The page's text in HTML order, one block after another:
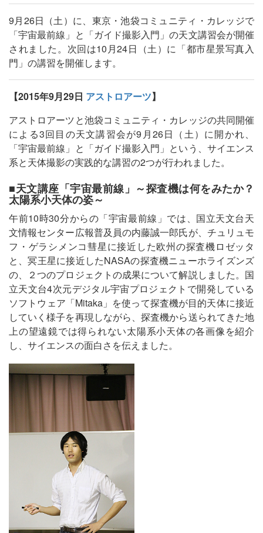
9月26日（土）に、東京・池袋コミュニティ・カレッジで
「宇宙最前線」と「ガイド撮影入門」の天文講習会が開催
されました。次回は10月24日（土）に「都市星景写真入
門」の講習を開催します。
【2015年9月29日 アストロアーツ】
アストロアーツと池袋コミュニティ・カレッジの共同開催
による3回目の天文講習会が9月26日（土）に開かれ、
「宇宙最前線」と「ガイド撮影入門」という、サイエンス
系と天体撮影の実践的な講習の2つが行われました。
■天文講座「宇宙最前線」～探査機は何をみたか？
太陽系小天体の姿～
午前10時30分からの「宇宙最前線」では、国立天文台天
文情報センター広報普及員の内藤誠一郎氏が、チュリュモ
フ・ゲラシメンコ彗星に接近した欧州の探査機ロゼッタ
と、冥王星に接近したNASAの探査機ニューホライズンズ
の、２つのプロジェクトの成果について解説しました。国
立天文台4次元デジタル宇宙プロジェクトで開発している
ソフトウェア「Mitaka」を使って探査機が目的天体に接近
していく様子を再現しながら、探査機から送られてきた地
上の望遠鏡では得られない太陽系小天体の各画像を紹介
し、サイエンスの面白さを伝えました。